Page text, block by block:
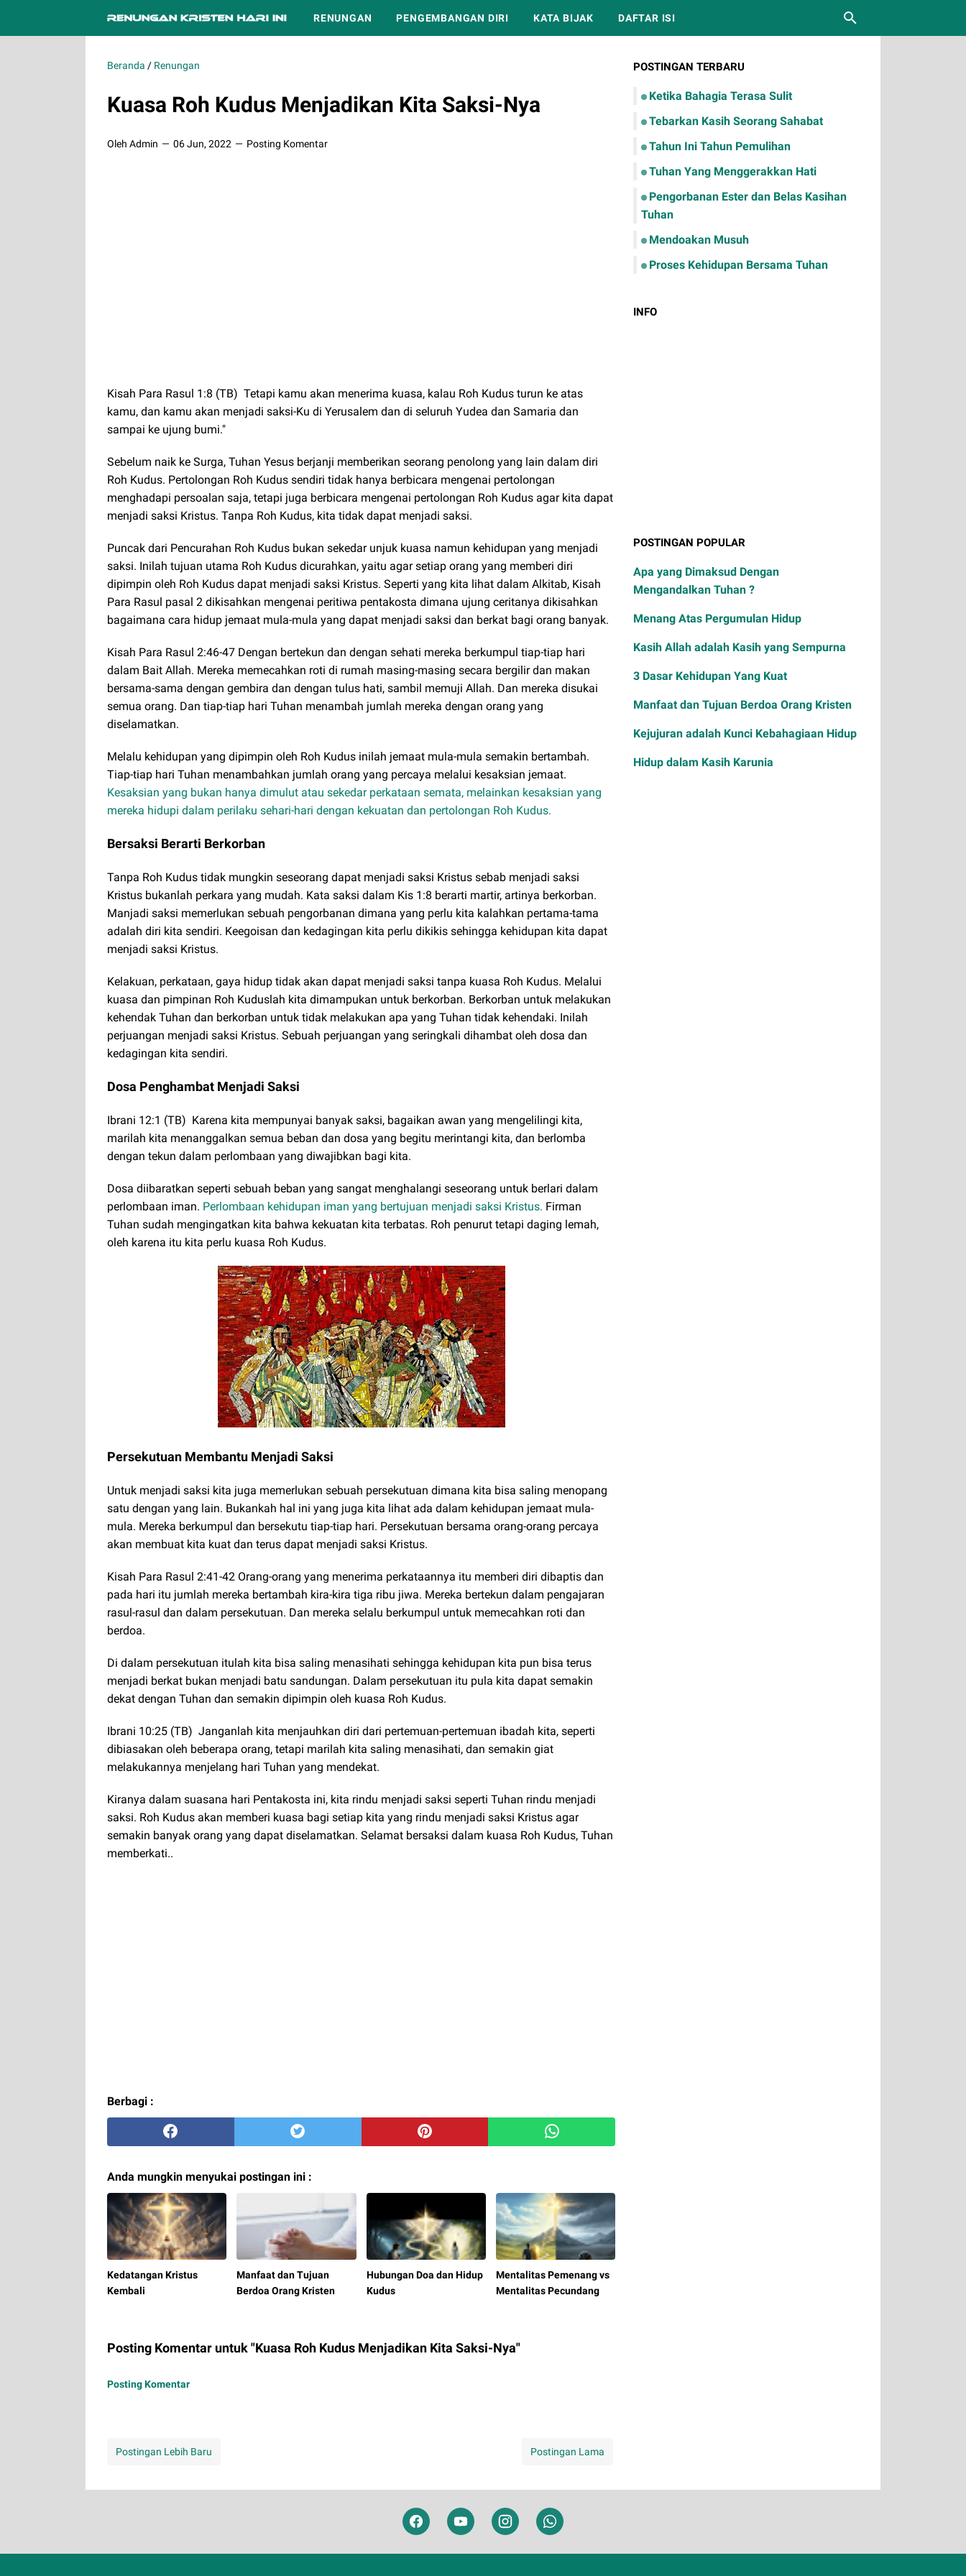
RENUNGAN PENGEMBANGAN DIRI KATA BIJAK DAFTAR ISI
Beranda / Renungan
Kuasa Roh Kudus Menjadikan Kita Saksi-Nya
Oleh Admin 06 Jun, 2022 Posting Komentar
Kisah Para Rasul 1:8 (TB) Tetapi kamu akan menerima kuasa, kalau Roh Kudus turun ke atas
kamu, dan kamu akan menjadi saksi-Ku di Yerusalem dan di seluruh Yudea dan Samaria dan
sampai ke ujung bumi."
Sebelum naik ke Surga, Tuhan Yesus berjanji memberikan seorang penolong yang lain dalam diri
Roh Kudus. Pertolongan Roh Kudus sendiri tidak hanya berbicara mengenai pertolongan
menghadapi persoalan saja, tetapi juga berbicara mengenai pertolongan Roh Kudus agar kita dapat
menjadi saksi Kristus. Tanpa Roh Kudus, kita tidak dapat menjadi saksi.
Puncak dari Pencurahan Roh Kudus bukan sekedar unjuk kuasa namun kehidupan yang menjadi
saksi. Inilah tujuan utama Roh Kudus dicurahkan, yaitu agar setiap orang yang memberi diri
dipimpin oleh Roh Kudus dapat menjadi saksi Kristus. Seperti yang kita lihat dalam Alkitab, Kisah
Para Rasul pasal 2 dikisahkan mengenai peritiwa pentakosta dimana ujung ceritanya dikisahkan
bagaimana cara hidup jemaat mula-mula yang dapat menjadi saksi dan berkat bagi orang banyak.
Kisah Para Rasul 2:46-47 Dengan bertekun dan dengan sehati mereka berkumpul tiap-tiap hari
dalam Bait Allah. Mereka memecahkan roti di rumah masing-masing secara bergilir dan makan
bersama-sama dengan gembira dan dengan tulus hati, sambil memuji Allah. Dan mereka disukai
semua orang. Dan tiap-tiap hari Tuhan menambah jumlah mereka dengan orang yang
diselamatkan.
Melalu kehidupan yang dipimpin oleh Roh Kudus inilah jemaat mula-mula semakin bertambah.
Tiap-tiap hari Tuhan menambahkan jumlah orang yang percaya melalui kesaksian jemaat.
Kesaksian yang bukan hanya dimulut atau sekedar perkataan semata, melainkan kesaksian yang
mereka hidupi dalam perilaku sehari-hari dengan kekuatan dan pertolongan Roh Kudus.
Bersaksi Berarti Berkorban
Tanpa Roh Kudus tidak mungkin seseorang dapat menjadi saksi Kristus sebab menjadi saksi
Kristus bukanlah perkara yang mudah. Kata saksi dalam Kis 1:8 berarti martir, artinya berkorban.
Manjadi saksi memerlukan sebuah pengorbanan dimana yang perlu kita kalahkan pertama-tama
adalah diri kita sendiri. Keegoisan dan kedagingan kita perlu dikikis sehingga kehidupan kita dapat
menjadi saksi Kristus.
Kelakuan, perkataan, gaya hidup tidak akan dapat menjadi saksi tanpa kuasa Roh Kudus. Melalui
kuasa dan pimpinan Roh Kuduslah kita dimampukan untuk berkorban. Berkorban untuk melakukan
kehendak Tuhan dan berkorban untuk tidak melakukan apa yang Tuhan tidak kehendaki. Inilah
perjuangan menjadi saksi Kristus. Sebuah perjuangan yang seringkali dihambat oleh dosa dan
kedagingan kita sendiri.
Dosa Penghambat Menjadi Saksi
Ibrani 12:1 (TB) Karena kita mempunyai banyak saksi, bagaikan awan yang mengelilingi kita,
marilah kita menanggalkan semua beban dan dosa yang begitu merintangi kita, dan berlomba
dengan tekun dalam perlombaan yang diwajibkan bagi kita.
Dosa diibaratkan seperti sebuah beban yang sangat menghalangi seseorang untuk berlari dalam
perlombaan iman. Perlombaan kehidupan iman yang bertujuan menjadi saksi Kristus. Firman
Tuhan sudah mengingatkan kita bahwa kekuatan kita terbatas. Roh penurut tetapi daging lemah,
oleh karena itu kita perlu kuasa Roh Kudus.
Persekutuan Membantu Menjadi Saksi
Untuk menjadi saksi kita juga memerlukan sebuah persekutuan dimana kita bisa saling menopang
satu dengan yang lain. Bukankah hal ini yang juga kita lihat ada dalam kehidupan jemaat mula-
mula. Mereka berkumpul dan bersekutu tiap-tiap hari. Persekutuan bersama orang-orang percaya
akan membuat kita kuat dan terus dapat menjadi saksi Kristus.
Kisah Para Rasul 2:41-42 Orang-orang yang menerima perkataannya itu memberi diri dibaptis dan
pada hari itu jumlah mereka bertambah kira-kira tiga ribu jiwa. Mereka bertekun dalam pengajaran
rasul-rasul dan dalam persekutuan. Dan mereka selalu berkumpul untuk memecahkan roti dan
berdoa.
Di dalam persekutuan itulah kita bisa saling menasihati sehingga kehidupan kita pun bisa terus
menjadi berkat bukan menjadi batu sandungan. Dalam persekutuan itu pula kita dapat semakin
dekat dengan Tuhan dan semakin dipimpin oleh kuasa Roh Kudus.
Ibrani 10:25 (TB) Janganlah kita menjauhkan diri dari pertemuan-pertemuan ibadah kita, seperti
dibiasakan oleh beberapa orang, tetapi marilah kita saling menasihati, dan semakin giat
melakukannya menjelang hari Tuhan yang mendekat.
Kiranya dalam suasana hari Pentakosta ini, kita rindu menjadi saksi seperti Tuhan rindu menjadi
saksi. Roh Kudus akan memberi kuasa bagi setiap kita yang rindu menjadi saksi Kristus agar
semakin banyak orang yang dapat diselamatkan. Selamat bersaksi dalam kuasa Roh Kudus, Tuhan
memberkati..
Berbagi :
Anda mungkin menyukai postingan ini :
Kedatangan Kristus
Kembali
Manfaat dan Tujuan
Berdoa Orang Kristen
Hubungan Doa dan Hidup
Kudus
Mentalitas Pemenang vs
Mentalitas Pecundang
Posting Komentar untuk "Kuasa Roh Kudus Menjadikan Kita Saksi-Nya"
Posting Komentar
Postingan Lebih Baru Postingan Lama
POSTINGAN TERBARU
Ketika Bahagia Terasa Sulit
Tebarkan Kasih Seorang Sahabat
Tahun Ini Tahun Pemulihan
Tuhan Yang Menggerakkan Hati
Pengorbanan Ester dan Belas Kasihan
Tuhan
Mendoakan Musuh
Proses Kehidupan Bersama Tuhan
INFO
POSTINGAN POPULAR
Apa yang Dimaksud Dengan
Mengandalkan Tuhan ?
Menang Atas Pergumulan Hidup
Kasih Allah adalah Kasih yang Sempurna
3 Dasar Kehidupan Yang Kuat
Manfaat dan Tujuan Berdoa Orang Kristen
Kejujuran adalah Kunci Kebahagiaan Hidup
Hidup dalam Kasih Karunia